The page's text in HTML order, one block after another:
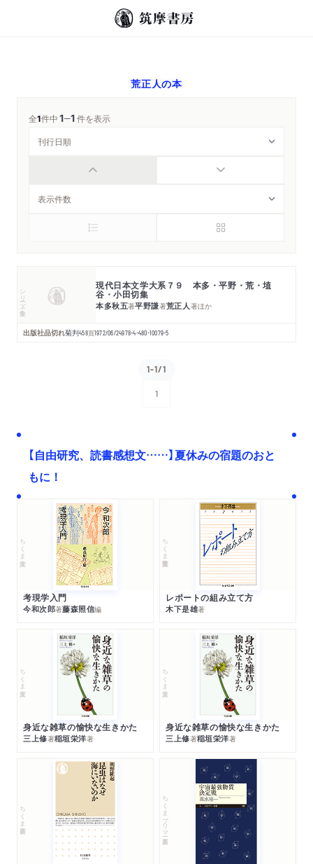
荒正人の本
全1件中1─1件を表示
シリーズ・全集 現代日本文学大系７９ 本多・平野・荒・埴
谷・小田切集
本多秋五著平野謙著荒正人著ほか
出版社品切れ菊判458頁1972/06/24978-4-480-10079-5
1-1/1
1
【自由研究、読書感想文……】夏休みの宿題のおと
もに！
ちくま文庫
考現学入門
今和次郎著藤森照信編
ちくま学芸文庫
レポートの組み立て方
木下是雄著
ちくま文庫
身近な雑草の愉快な生きかた
三上修著稲垣栄洋著
ちくま文庫
身近な雑草の愉快な生きかた
三上修著稲垣栄洋著
ちくま新書 ちくまプリマー新書